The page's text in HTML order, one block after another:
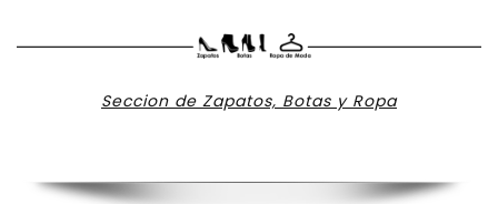
Seccion de Zapatos, Botas y Ropa